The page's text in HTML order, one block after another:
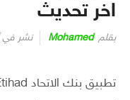
اخر تحديث
بقلم Mohamed نشر في